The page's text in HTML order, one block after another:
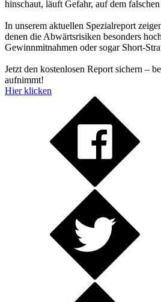
hinschaut, läuft Gefahr, auf dem
In unserem aktuellen Spezialreport
denen die Abwärtsrisiken besonders
Gewinnmitnahmen oder sogar Short-
Jetzt den kostenlosen Report sichern –
aufnimmt!
Hier klicken